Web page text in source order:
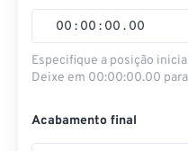
00 : 00 : 00 . 00
Especifique a posição
Deixe em 00:00:00.00
Acabamento final